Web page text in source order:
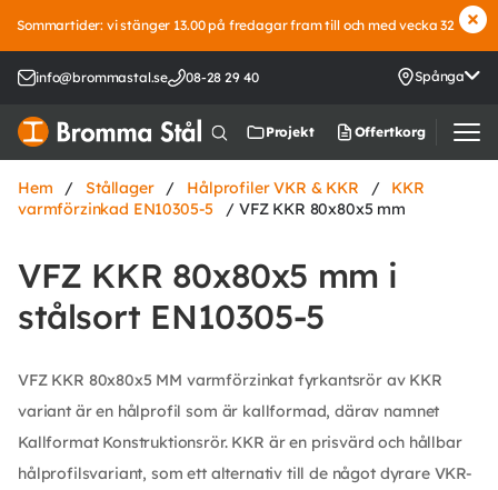
Sommartider: vi stänger 13.00 på fredagar fram till och med vecka 32
info@brommastal.se 08-28 29 40 Spånga
Projekt Offertkorg
Hem / Stållager / Hålprofiler VKR & KKR /
KKR
varmförzinkad EN10305-5
/ VFZ KKR 80x80x5 mm
VFZ KKR 80x80x5 mm i
stålsort EN10305-5
VFZ KKR 80x80x5 MM varmförzinkat fyrkantsrör av KKR
variant är en hålprofil som är kallformad, därav namnet
Kallformat Konstruktionsrör. KKR är en prisvärd och hållbar
hålprofilsvariant, som ett alternativ till de något dyrare VKR-